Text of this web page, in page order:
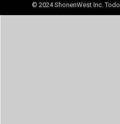
© 2024 ShonenWest Inc.